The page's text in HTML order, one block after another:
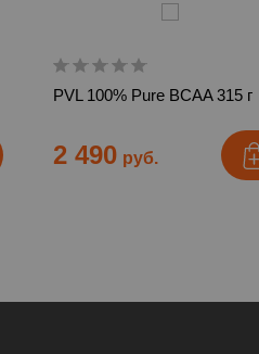
PVL 100% Pure BCAA 315 г
2 490 руб.